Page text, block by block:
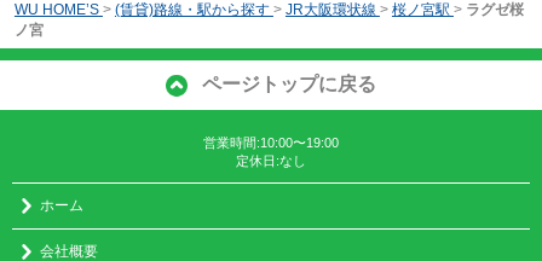
WU HOME’S > (賃貸)路線・駅から探す > JR大阪環状線 > 桜ノ宮駅 > ラグゼ桜
ノ宮
ページトップに戻る
営業時間:10:00〜19:00
定休日:なし
ホーム
会社概要